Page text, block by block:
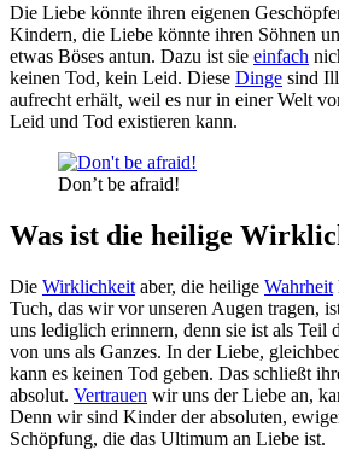
Die Liebe könnte ihren eigenen
Kindern, die Liebe könnte ihren Söhnen
etwas Böses antun. Dazu ist sie einfach
keinen Tod, kein Leid. Diese Dinge sind
aufrecht erhält, weil es nur in einer Welt
Leid und Tod existieren kann.
Don’t be afraid!
Was ist die heilige
Die Wirklichkeit aber, die heilige Wahrheit
Tuch, das wir vor unseren Augen tragen,
uns lediglich erinnern, denn sie ist als Teil
von uns als Ganzes. In der Liebe,
kann es keinen Tod geben. Das schließt
absolut. Vertrauen wir uns der Liebe an,
Denn wir sind Kinder der absoluten,
Schöpfung, die das Ultimum an Liebe ist.